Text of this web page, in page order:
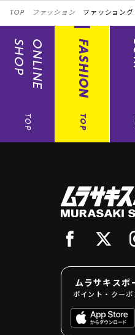
TOP ファッション ファッショング
ONLINE
SHOP
TOP
FASHION
TOP
ムラサキスポ
ポイント・クー